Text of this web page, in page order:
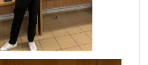
w „Staszicu” za